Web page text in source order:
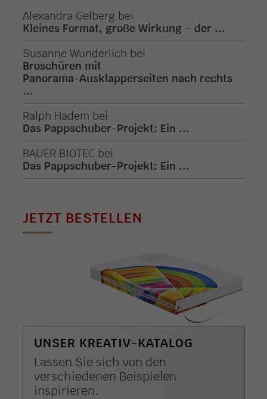
Alexandra Gelberg bei
Kleines Format, große Wirkung – der ...
Susanne Wunderlich bei
Broschüren mit
Panorama-Ausklapperseiten nach rechts
...
Ralph Hadem bei
Das Pappschuber-Projekt: Ein ...
BAUER BIOTEC bei
Das Pappschuber-Projekt: Ein ...
JETZT BESTELLEN
UNSER KREATIV-KATALOG
Lassen Sie sich von den
verschiedenen Beispielen
inspirieren.